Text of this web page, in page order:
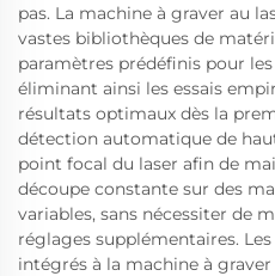
pas. La machine à graver au
vastes bibliothèques de
paramètres prédéfinis pour
éliminant ainsi les essais
résultats optimaux dès la
détection automatique de
point focal du laser afin de
découpe constante sur des
variables, sans nécessiter de
réglages supplémentaires.
intégrés à la machine à